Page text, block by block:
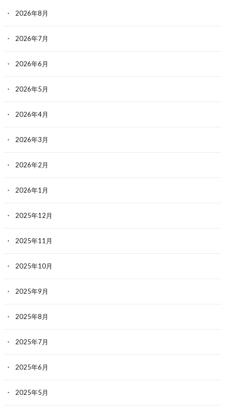
2026年8月
2026年7月
2026年6月
2026年5月
2026年4月
2026年3月
2026年2月
2026年1月
2025年12月
2025年11月
2025年10月
2025年9月
2025年8月
2025年7月
2025年6月
2025年5月